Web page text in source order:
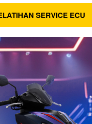
SERVICE ECU